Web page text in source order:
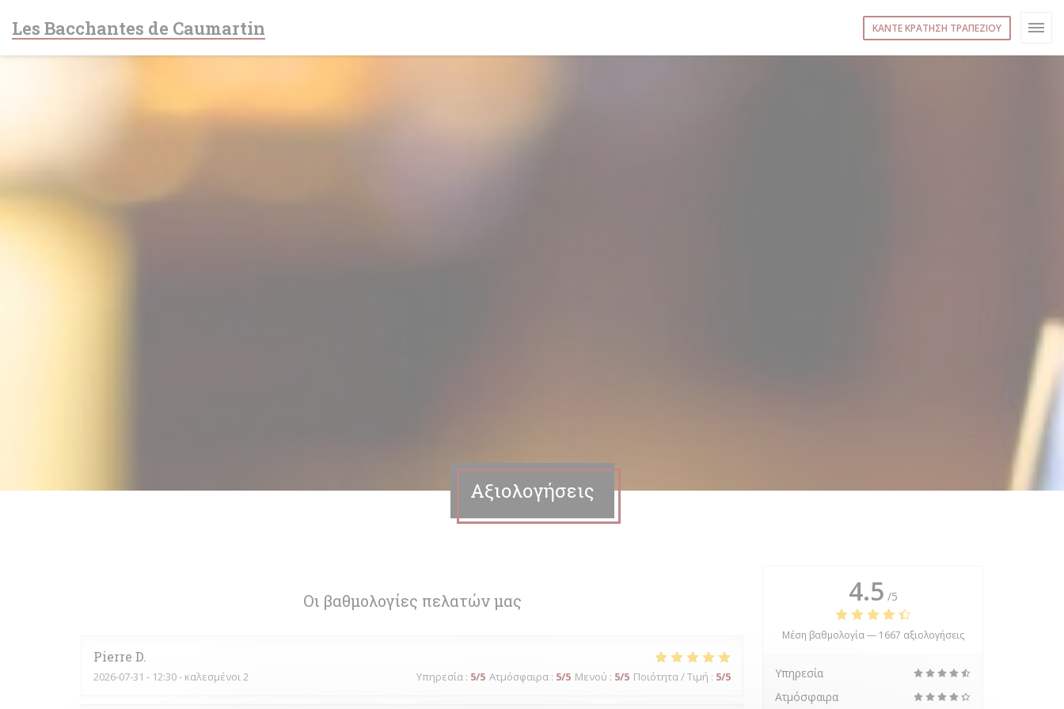
Les Bacchantes de Caumartin ΚΆΝΤΕ ΚΡΆΤΗΣΗ ΤΡΑΠΕΖΙΟΎ
Αξιολογήσεις
Οι βαθμολογίες πελατών μας
Pierre D
2026-07-31 - 12:30 - καλεσμένοι 2 Υπηρεσία : 5/5 Ατμόσφαιρα : 5/5 Μενού : 5/5 Ποιότητα / Τιμή : 5/5
4.5 /5
Μέση βαθμολογία — 1667 αξιολογήσεις
Υπηρεσία
Ατμόσφαιρα